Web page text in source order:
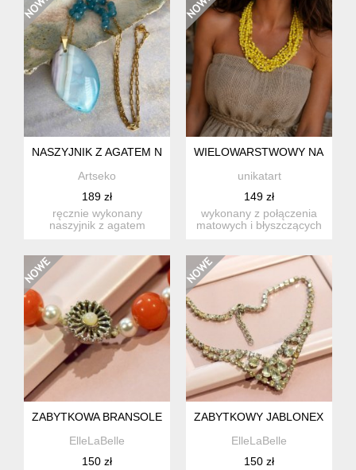
NASZYJNIK Z AGATEM NA ZŁOCONYM ŁAŃCUSZKU C1165
Artseko
189 zł
ręcznie wykonany
naszyjnik z agatem
WIELOWARSTWOWY
unikatart
149 zł
wykonany z połączenia
matowych i błyszczących
ZABYTKOWA BRANSOLETKA
ElleLaBelle
150 zł
ZABYTKOWY JABLONEX
ElleLaBelle
150 zł